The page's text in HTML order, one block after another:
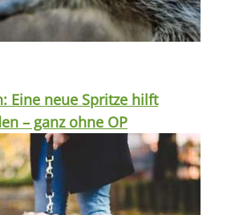
Eine neue Spritze hilft
– ganz ohne OP